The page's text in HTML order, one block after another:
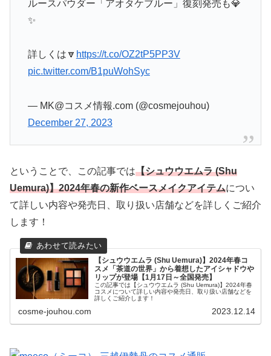
ルースパウダー「アオタケブルー」復刻発売も💎
✨
詳しくは🔽 https://t.co/OZ2tP5PP3V
pic.twitter.com/B1puWohSyc
— MK@コスメ情報.com (@cosmejouhou)
December 27, 2023
ということで、この記事では【シュウウエムラ (Shu
Uemura)】2024年春の新作ベースメイクアイテムについ
て詳しい内容や発売日、取り扱い店舗などを詳しくご紹介
します！
【シュウウエムラ (Shu Uemura)】2024年春コ
スメ「茶道の世界」から着想したアイシャドウや
リップが登場【1月17日～全国発売】
この記事では【シュウウエムラ (Shu Uemura)】2024年春
コスメについて詳しい内容や発売日、取り扱い店舗などを
詳しくご紹介します！
cosme-jouhou.com 2023.12.14